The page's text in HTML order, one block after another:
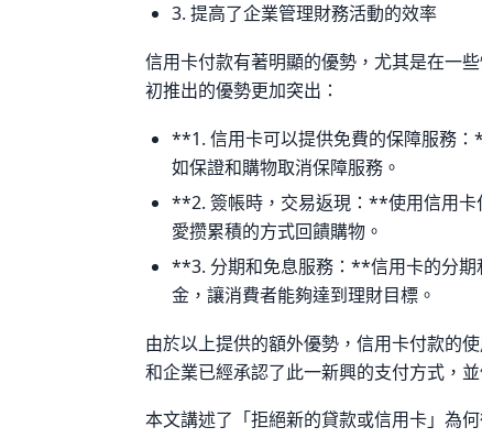
3. 提高了企業管理財務活動的效率
信用卡付款有著明顯的優勢，尤其是在一
初推出的優勢更加突出：
**1. 信用卡可以提供免費的保障服務
如保證和購物取消保障服務。
**2. 簽帳時，交易返現：**使用信用卡
愛攒累積的方式回饋購物。
**3. 分期和免息服務：**信用卡的分期
金，讓消費者能夠達到理財目標。
由於以上提供的額外優勢，信用卡付款的
和企業已經承認了此一新興的支付方式，
本文講述了「拒絕新的貸款或信用卡」為